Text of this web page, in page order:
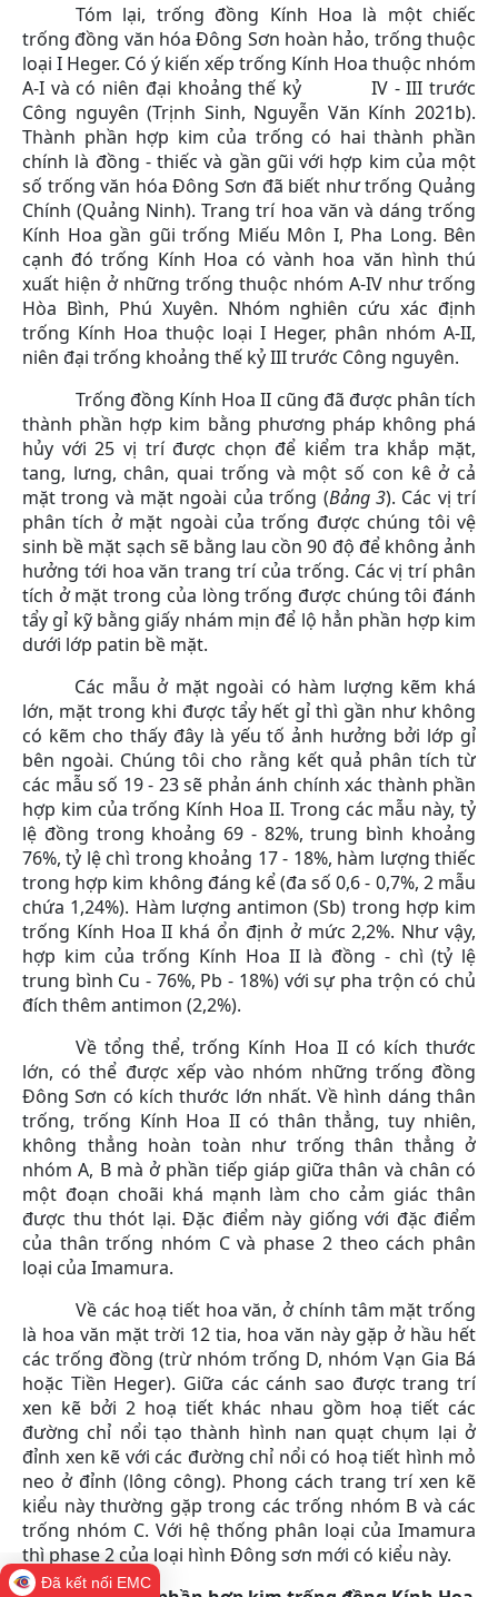
Tóm lại, trống đồng Kính Hoa là một chiếc
trống đồng văn hóa Đông Sơn hoàn hảo, trống thuộc
loại I Heger. Có ý kiến xếp trống Kính Hoa thuộc nhóm
A-I và có niên đại khoảng thế kỷ IV - III trước
Công nguyên (Trịnh Sinh, Nguyễn Văn Kính 2021b).
Thành phần hợp kim của trống có hai thành phần
chính là đồng - thiếc và gần gũi với hợp kim của một
số trống văn hóa Đông Sơn đã biết như trống Quảng
Chính (Quảng Ninh). Trang trí hoa văn và dáng trống
Kính Hoa gần gũi trống Miếu Môn I, Pha Long. Bên
cạnh đó trống Kính Hoa có vành hoa văn hình thú
xuất hiện ở những trống thuộc nhóm A-IV như trống
Hòa Bình, Phú Xuyên. Nhóm nghiên cứu xác định
trống Kính Hoa thuộc loại I Heger, phân nhóm A-II,
niên đại trống khoảng thế kỷ III trước Công nguyên.
Trống đồng Kính Hoa II cũng đã được phân tích
thành phần hợp kim bằng phương pháp không phá
hủy với 25 vị trí được chọn để kiểm tra khắp mặt,
tang, lưng, chân, quai trống và một số con kê ở cả
mặt trong và mặt ngoài của trống (Bảng 3). Các vị trí
phân tích ở mặt ngoài của trống được chúng tôi vệ
sinh bề mặt sạch sẽ bằng lau cồn 90 độ để không ảnh
hưởng tới hoa văn trang trí của trống. Các vị trí phân
tích ở mặt trong của lòng trống được chúng tôi đánh
tẩy gỉ kỹ bằng giấy nhám mịn để lộ hẳn phần hợp kim
dưới lớp patin bề mặt.
Các mẫu ở mặt ngoài có hàm lượng kẽm khá
lớn, mặt trong khi được tẩy hết gỉ thì gần như không
có kẽm cho thấy đây là yếu tố ảnh hưởng bởi lớp gỉ
bên ngoài. Chúng tôi cho rằng kết quả phân tích từ
các mẫu số 19 - 23 sẽ phản ánh chính xác thành phần
hợp kim của trống Kính Hoa II. Trong các mẫu này, tỷ
lệ đồng trong khoảng 69 - 82%, trung bình khoảng
76%, tỷ lệ chì trong khoảng 17 - 18%, hàm lượng thiếc
trong hợp kim không đáng kể (đa số 0,6 - 0,7%, 2 mẫu
chứa 1,24%). Hàm lượng antimon (Sb) trong hợp kim
trống Kính Hoa II khá ổn định ở mức 2,2%. Như vậy,
hợp kim của trống Kính Hoa II là đồng - chì (tỷ lệ
trung bình Cu - 76%, Pb - 18%) với sự pha trộn có chủ
đích thêm antimon (2,2%).
Về tổng thể, trống Kính Hoa II có kích thước
lớn, có thể được xếp vào nhóm những trống đồng
Đông Sơn có kích thước lớn nhất. Về hình dáng thân
trống, trống Kính Hoa II có thân thẳng, tuy nhiên,
không thẳng hoàn toàn như trống thân thẳng ở
nhóm A, B mà ở phần tiếp giáp giữa thân và chân có
một đoạn choãi khá mạnh làm cho cảm giác thân
được thu thót lại. Đặc điểm này giống với đặc điểm
của thân trống nhóm C và phase 2 theo cách phân
loại của Imamura.
Về các hoạ tiết hoa văn, ở chính tâm mặt trống
là hoa văn mặt trời 12 tia, hoa văn này gặp ở hầu hết
các trống đồng (trừ nhóm trống D, nhóm Vạn Gia Bá
hoặc Tiền Heger). Giữa các cánh sao được trang trí
xen kẽ bởi 2 hoạ tiết khác nhau gồm hoạ tiết các
đường chỉ nổi tạo thành hình nan quạt chụm lại ở
đỉnh xen kẽ với các đường chỉ nổi có hoạ tiết hình mỏ
neo ở đỉnh (lông công). Phong cách trang trí xen kẽ
kiểu này thường gặp trong các trống nhóm B và các
trống nhóm C. Với hệ thống phân loại của Imamura
thì phase 2 của loại hình Đông sơn mới có kiểu này.
Đã kết nối EMC